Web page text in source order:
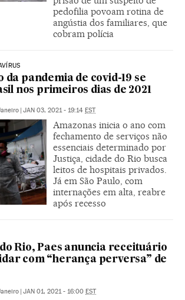
pedofilia povoam rotina de
angústia dos familiares, que
cobram polícia
da pandemia de covid-19 se
nos primeiros dias de 2021
| JAN 03, 2021 - 19:14 EST
Amazonas inicia o ano com
fechamento de serviços não
essenciais determinado por
Justiça, cidade do Rio busca
leitos de hospitais privados.
Já em São Paulo, com
internações em alta, reabre
após recesso
Rio, Paes anuncia receituário
com “herança perversa” de
| JAN 01, 2021 - 16:00 EST